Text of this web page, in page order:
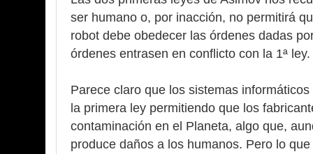
ser humano o, por inacción, no permitirá
robot debe obedecer las órdenes dadas
órdenes entrasen en conflicto con la 1ª ley.
Parece claro que los sistemas
la primera ley permitiendo que los
contaminación en el Planeta, algo que,
produce daños a los humanos. Pero lo